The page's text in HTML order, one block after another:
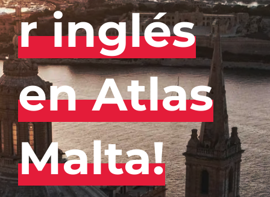
r inglés
en Atlas
Malta!